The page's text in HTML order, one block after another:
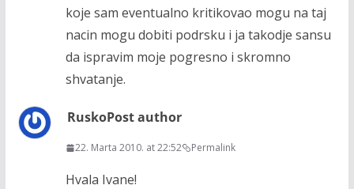
koje sam eventualno kritikovao mogu na taj
nacin mogu dobiti podrsku i ja takodje sansu
da ispravim moje pogresno i skromno
shvatanje.
RuskoPost author
22. Marta 2010. at 22:52 Permalink
Hvala Ivane!